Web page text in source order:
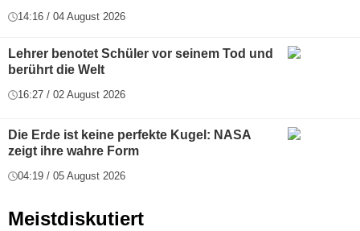
14:16 / 04 August 2026
Lehrer benotet Schüler vor seinem Tod und
berührt die Welt
16:27 / 02 August 2026
Die Erde ist keine perfekte Kugel: NASA
zeigt ihre wahre Form
04:19 / 05 August 2026
Meistdiskutiert